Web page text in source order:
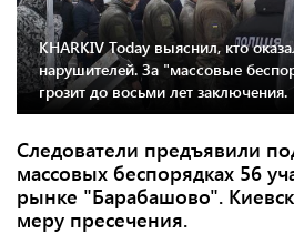
KHARKIV Today выяснил, кто
нарушителей. За "массовые
грозит до восьми лет заключения.
Следователи предъявили
массовых беспорядках 56
рынке "Барабашово".
меру пресечения.